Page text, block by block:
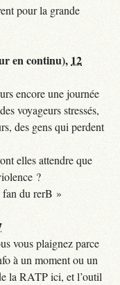
pour la grande
en continu), 12
encore une journée
voyageurs stressés,
des gens qui perdent
elles attendre que
?
fan du rerB »
vous plaignez parce
à un moment ou un
la RATP ici, et l’outil